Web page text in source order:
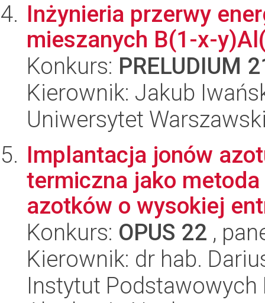
Inżynieria przerwy
mieszanych B(1-x-
Konkurs: PRELUDIUM
Kierownik: Jakub
Uniwersytet
Implantacja jonów
termiczna jako
azotków o wysokiej
Konkurs: OPUS 22 ,
Kierownik: dr hab.
Instytut